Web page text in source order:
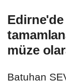
müze
Batuhan